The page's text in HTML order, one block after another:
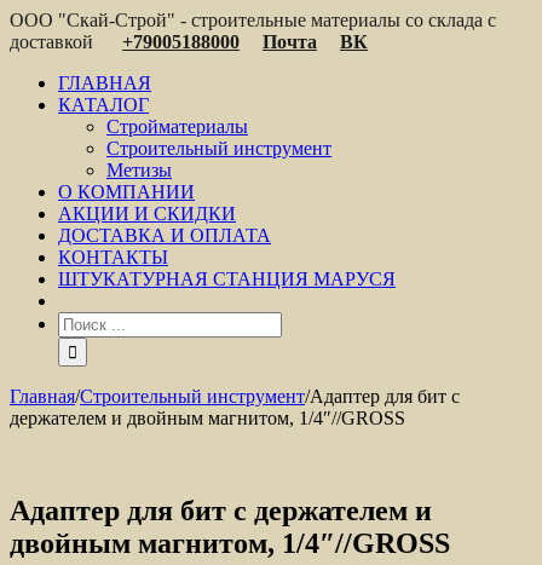
ООО "Скай-Строй" - строительные материалы со склада с
доставкой
+79005188000 Почта
ВК
ГЛАВНАЯ
КАТАЛОГ
Стройматериалы
Строительный инструмент
Метизы
О КОМПАНИИ
АКЦИИ И СКИДКИ
ДОСТАВКА И ОПЛАТА
КОНТАКТЫ
ШТУКАТУРНАЯ СТАНЦИЯ МАРУСЯ
Главная/Строительный инструмент/Адаптер для бит с
держателем и двойным магнитом, 1/4″//GROSS
Адаптер для бит с держателем и
двойным магнитом, 1/4″//GROSS